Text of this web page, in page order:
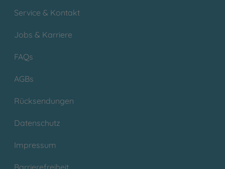
Service & Kontakt
Jobs & Karriere
FAQs
AGBs
Rücksendungen
Datenschutz
Impressum